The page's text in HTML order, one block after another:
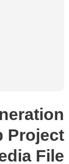
Project
File